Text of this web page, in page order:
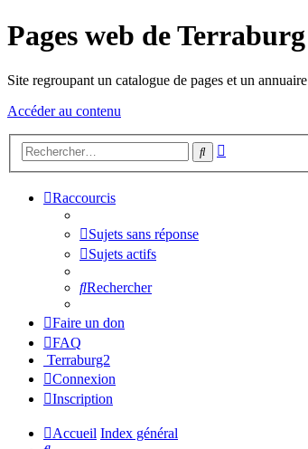
Pages web de Terraburg
Site regroupant un catalogue de pages et un annuaire
Accéder au contenu
Rechercher
Raccourcis
Sujets sans réponse
Sujets actifs
Rechercher
Faire un don
FAQ
Terraburg2
Connexion
Inscription
Accueil Index général